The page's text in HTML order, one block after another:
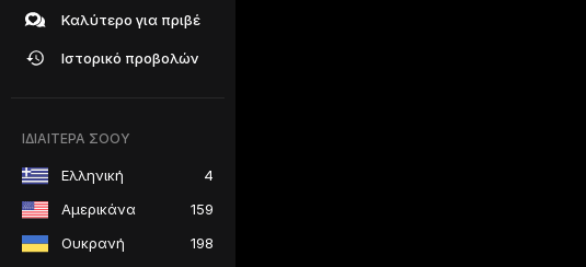
Καλύτερο για πριβέ
Ιστορικό προβολών
ΙΔΙΑΙΤΕΡΑ ΣΟΟΥ
Ελληνική
4
Αμερικάνα
159
Ουκρανή
198